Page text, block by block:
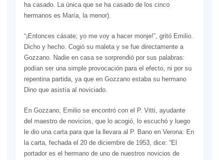
ha casado. La única que se ha casado de los cinco
hermanos es María, la menor).
“¡Entonces cásate; yo me voy a hacer monje!”, gritó Emilio.
Dicho y hecho. Cogió su maleta y se fue directamente a
Gozzano. Nadie en casa se sorprendió por sus palabras:
podían ser una simple provocación para el efecto, ni por su
repentina partida, ya que en Gozzano estaba su hermano
Dino que asistía al noviciado.
En Gozzano, Emilio se encontró con el P. Vitti, ayudante
del maestro de novicios, que lo acogió, lo escuchó y luego
le dio una carta para que la llevara al P. Bano en Verona: En
la carta, fechada el 20 de diciembre de 1953, dice: “El
portador es el hermano de uno de nuestros novicios de